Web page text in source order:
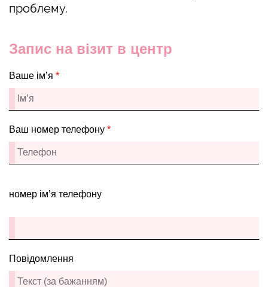
проблему.
Запис на візит в центр
Ваше ім’я *
Ваш номер телефону *
номер ім’я телефону
Повідомлення